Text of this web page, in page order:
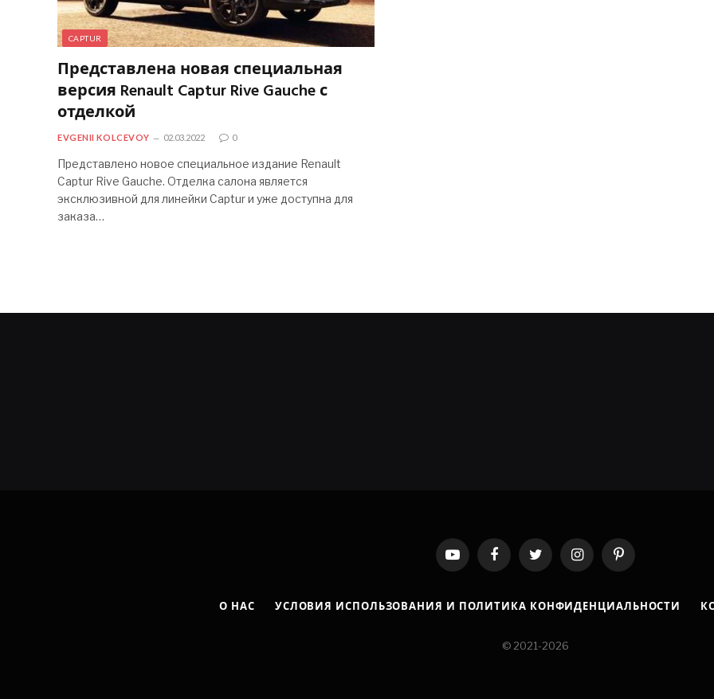
CAPTUR
Представлена ​​новая специальная
версия Renault Captur Rive Gauche с
отделкой
EVGENII KOLCEVOY 02.03.2022 0
Представлено новое специальное издание Renault
Captur Rive Gauche. Отделка салона является
эксклюзивной для линейки Captur и уже доступна для
заказа…
YouTubeFacebookTwitter InstagramPinterest
О НАС УСЛОВИЯ ИСПОЛЬЗОВАНИЯ И ПОЛИТИКА КОНФИДЕНЦИАЛЬНОСТИ
© 2021-2026